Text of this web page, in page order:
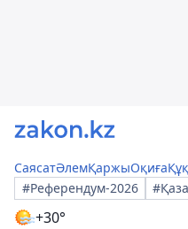
СаясатӘлемҚаржыОқиға
#Референдум-2026
+30°